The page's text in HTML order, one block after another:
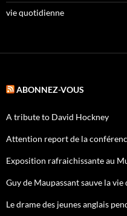
vie quotidienne
ABONNEZ-VOUS
A tribute to David Hockney
Attention report de la
Exposition rafraichissante au
Guy de Maupassant sauve la vie
Le drame des jeunes anglais